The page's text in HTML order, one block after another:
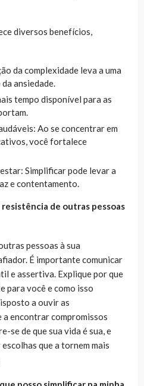
diversos benefícios,
da complexidade leva a uma
ansiedade.
tempo disponível para as
Ao se concentrar em
você fortalece
Simplificar pode levar a
e contentamento.
resistência de outras pessoas
pessoas à sua
É importante comunicar
e assertiva. Explique por que
para você e como isso
a ouvir as
encontrar compromissos
se de que sua vida é sua, e
que a tornem mais